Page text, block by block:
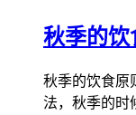
秋季的饮
秋季的饮食原
法，秋季的时